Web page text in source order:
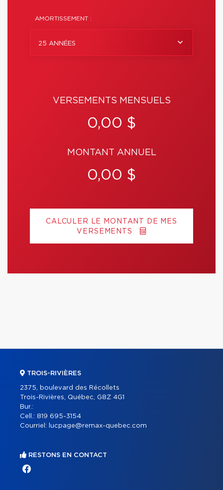
AMORTISSEMENT :
25 ANNÉES
VERSEMENTS MENSUELS
0,00 $
MONTANT ANNUEL
0,00 $
CALCULER LE MONTANT DE MES
VERSEMENTS
TROIS-RIVIÈRES
2375, boulevard des Récollets
Trois-Rivières, Québec, G8Z 4G1
Bur.:
Cell.: 819 695-3154
Courriel:
lucpage@remax-quebec.com
RESTONS EN CONTACT